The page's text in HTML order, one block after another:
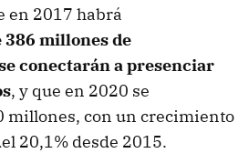
en 2017 habrá
millones de
conectarán a presenciar
, y que en 2020 se
millones, con un crecimiento
20,1% desde 2015.